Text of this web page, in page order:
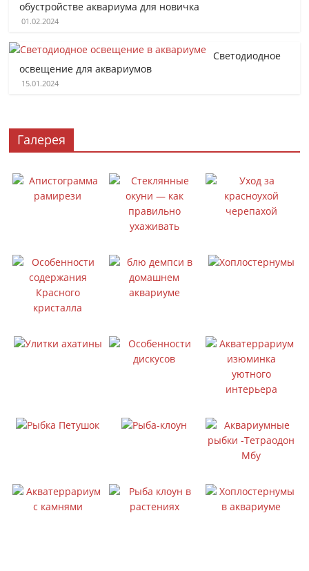
обустройстве аквариума для новичка
01.02.2024
Светодиодное
освещение для аквариумов
15.01.2024
Галерея